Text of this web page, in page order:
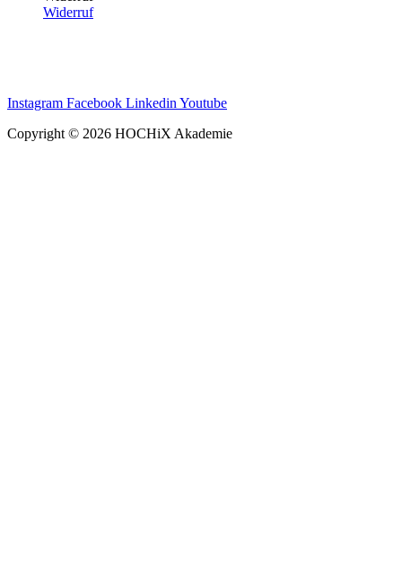
Widerruf
Instagram Facebook Linkedin Youtube
Copyright © 2026 HOCHiX Akademie